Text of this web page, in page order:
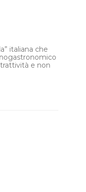
italiana che
e non